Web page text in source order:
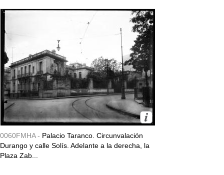
0060FMHA - Palacio Taranco. Circunvalación
Durango y calle Solís. Adelante a la derecha, la
Plaza Zab...